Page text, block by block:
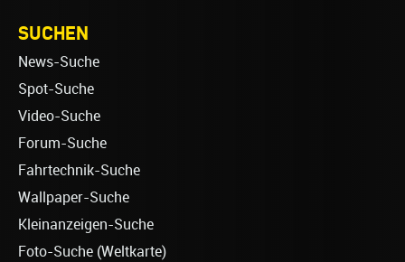
SUCHEN
News-Suche
Spot-Suche
Video-Suche
Forum-Suche
Fahrtechnik-Suche
Wallpaper-Suche
Kleinanzeigen-Suche
Foto-Suche (Weltkarte)